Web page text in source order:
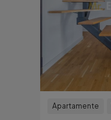
Apartamente